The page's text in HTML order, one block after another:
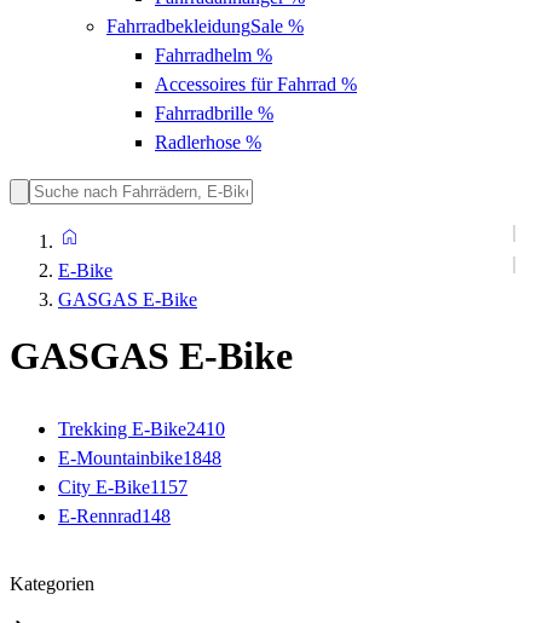
FahrradbekleidungSale %
Fahrradhelm %
Accessoires für Fahrrad %
Fahrradbrille %
Radlerhose %
E-Bike
GASGAS E-Bike
GASGAS E-Bike
Trekking E-Bike2410
E-Mountainbike1848
City E-Bike1157
E-Rennrad148
Kategorien